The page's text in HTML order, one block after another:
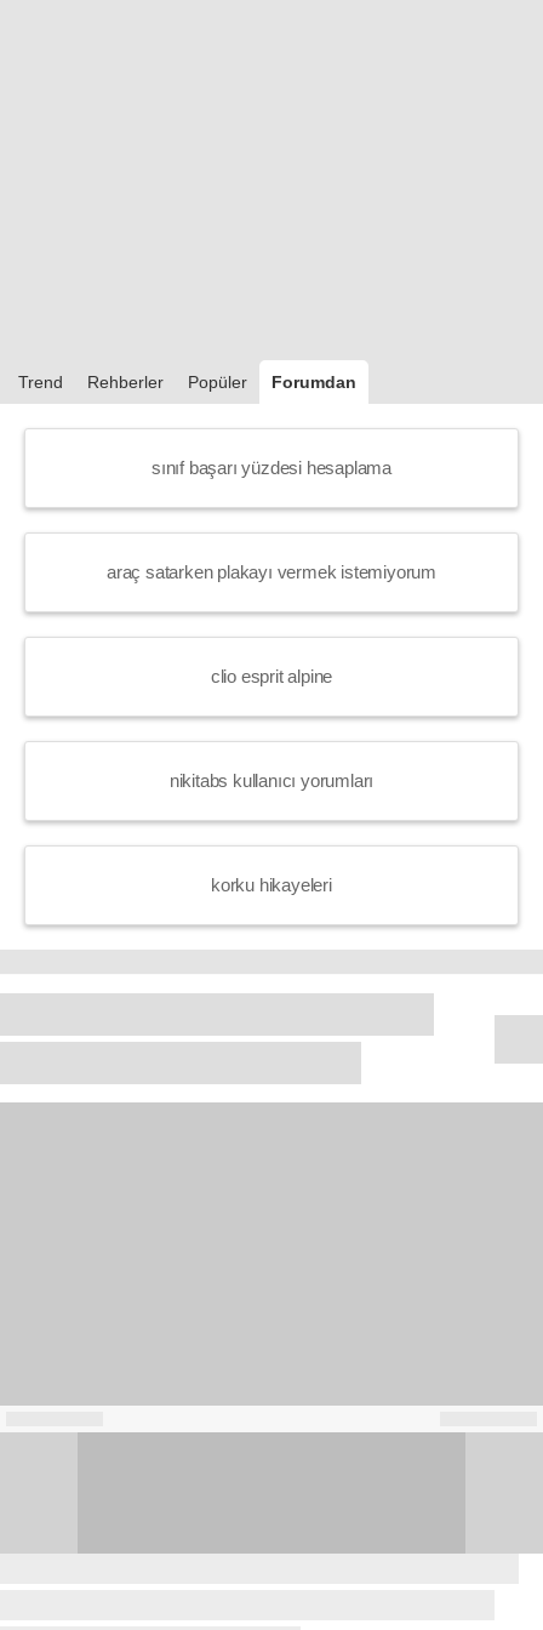
Trend Rehberler Popüler Forumdan
sınıf başarı yüzdesi hesaplama
araç satarken plakayı vermek istemiyorum
clio esprit alpine
nikitabs kullanıcı yorumları
korku hikayeleri